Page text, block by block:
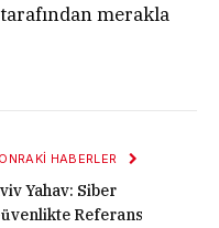
merakla
HABERLER
Yahav: Siber
Referans